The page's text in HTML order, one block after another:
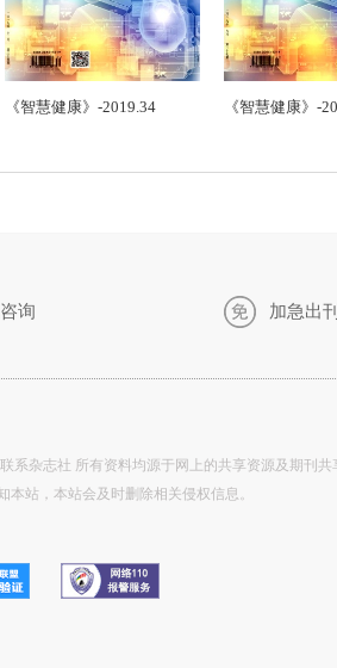
智慧健康》-2019.34 《智慧健康》-
询 加急出刊
杂志社 所有资料均源于网上的共享资源及期刊共
站，本站会及时删除相关侵权信息。